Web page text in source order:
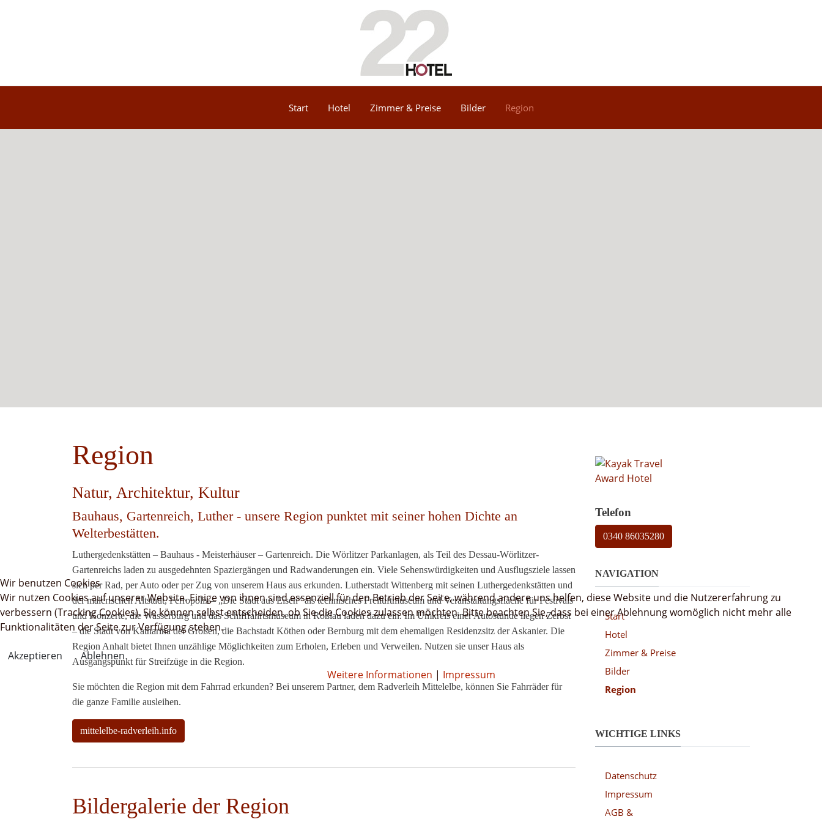
Start Hotel Zimmer & Preise Bilder Region
Region
Natur, Architektur, Kultur
Bauhaus, Gartenreich, Luther - unsere Region punktet mit seiner hohen Dichte an
Welterbestätten.
Luthergedenkstätten – Bauhaus - Meisterhäuser – Gartenreich. Die Wörlitzer Parkanlagen, als Teil des Dessau-Wörlitzer-
Gartenreichs laden zu ausgedehnten Spaziergängen und Radwanderungen ein. Viele Sehenswürdigkeiten und Ausflugsziele lassen
sich per Rad, per Auto oder per Zug von unserem Haus aus erkunden. Lutherstadt Wittenberg mit seinen Luthergedenkstätten und
der malerischen Altstadt, Ferropolis – „Die Stadt aus Eisen“ als technisches Freiluftmuseum und Veranstaltungsfläche für Festivals
und Konzerte, die Wasserburg und das Schifffahrtsmuseum in Roßlau laden dazu ein. Im Umkreis einer Autostunde liegen Zerbst
– die Stadt von Katharina der Großen, die Bachstadt Köthen oder Bernburg mit dem ehemaligen Residenzsitz der Askanier. Die
Region Anhalt bietet Ihnen unzählige Möglichkeiten zum Erholen, Erleben und Verweilen. Nutzen sie unser Haus als
Ausgangspunkt für Streifzüge in die Region.
Sie möchten die Region mit dem Fahrrad erkunden? Bei unserem Partner, dem Radverleih Mittelelbe, können Sie Fahrräder für
die ganze Familie ausleihen.
mittelelbe-radverleih.info
Bildergalerie der Region
Telefon
0340 86035280
NAVIGATION
Start
Hotel
Zimmer & Preise
Bilder
Region
WICHTIGE LINKS
Datenschutz
Impressum
AGB &
Wir benutzen Cookies
Wir nutzen Cookies auf unserer Website. Einige von ihnen sind essenziell für den Betrieb der Seite, während andere uns helfen, diese Website und die Nutzererfahrung zu
verbessern (Tracking Cookies). Sie können selbst entscheiden, ob Sie die Cookies zulassen möchten. Bitte beachten Sie, dass bei einer Ablehnung womöglich nicht mehr alle
Funktionalitäten der Seite zur Verfügung stehen.
Akzeptieren
Ablehnen
Weitere Informationen | Impressum